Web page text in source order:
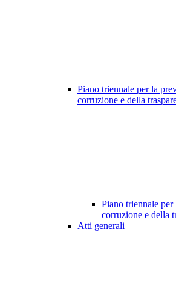
Piano triennale per la
corruzione e della
Piano triennale
corruzione e della
Atti generali